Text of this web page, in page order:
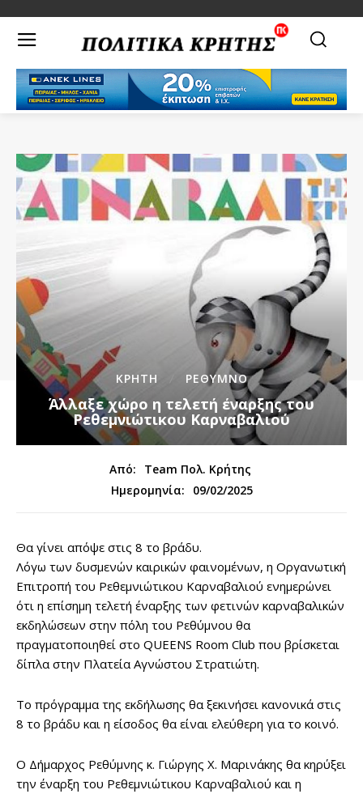
ΚΡΗΤΗ ΡΕΘΥΜΝΟ
Άλλαξε χώρο η τελετή έναρξης του
Ρεθεμνιώτικου Καρναβαλιού
Από:
Team Πολ. Κρήτης
Ημερομηνία:
09/02/2025
Θα γίνει απόψε στις 8 το βράδυ.
Λόγω των δυσμενών καιρικών φαινομένων, η Οργανωτική
Επιτροπή του Ρεθεμνιώτικου Καρναβαλιού ενημερώνει
ότι η επίσημη τελετή έναρξης των φετινών καρναβαλικών
εκδηλώσεων στην πόλη του Ρεθύμνου θα
πραγματοποιηθεί στο QUEENS Room Club που βρίσκεται
δίπλα στην Πλατεία Αγνώστου Στρατιώτη.
Το πρόγραμμα της εκδήλωσης θα ξεκινήσει κανονικά στις
8 το βράδυ και η είσοδος θα είναι ελεύθερη για το κοινό.
Ο Δήμαρχος Ρεθύμνης κ. Γιώργης Χ. Μαρινάκης θα κηρύξει
την έναρξη του Ρεθεμνιώτικου Καρναβαλιού και η